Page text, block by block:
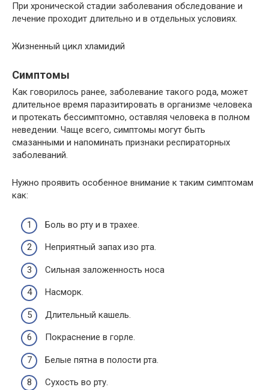
При хронической стадии заболевания обследование и
лечение проходит длительно и в отдельных условиях.
Жизненный цикл хламидий
Симптомы
Как говорилось ранее, заболевание такого рода, может
длительное время паразитировать в организме человека
и протекать бессимптомно, оставляя человека в полном
неведении. Чаще всего, симптомы могут быть
смазанными и напоминать признаки респираторных
заболеваний.
Нужно проявить особенное внимание к таким симптомам
как:
Боль во рту и в трахее.
Неприятный запах изо рта.
Сильная заложенность носа
Насморк.
Длительный кашель.
Покраснение в горле.
Белые пятна в полости рта.
Сухость во рту.